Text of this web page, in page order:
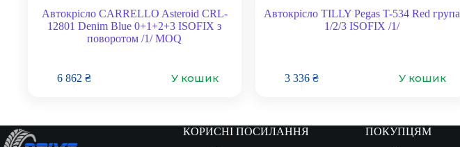
Автокрісло CARRELLO Asteroid CRL-
12801 Denim Blue 0+1+2+3 ISOFIX з
поворотом /1/ MOQ
6 862₴ У кошик
Автокрісло TILLY Pegas T-534 Red група
1/2/3 ISOFIX /1/
3 336 ₴ У кошик
КОРИСНІ ПОСИЛАННЯ
ПОКУПЦЯМ